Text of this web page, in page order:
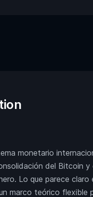
monetario
del Bitcoin
Lo que parece claro
marco teórico flexible